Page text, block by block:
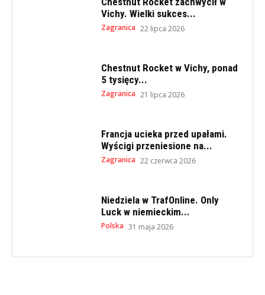
Vichy. Wielki sukces...
Zagranica 22 lipca 2026
Chestnut Rocket w Vichy, ponad
5 tysięcy...
Zagranica 21 lipca 2026
Francja ucieka przed upałami.
Wyścigi przeniesione na...
Zagranica 22 czerwca 2026
Niedziela w TrafOnline. Only
Luck w niemieckim...
Polska 31 maja 2026